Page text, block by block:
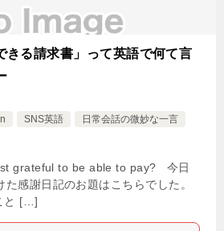
きる請求書」って英語で何て言
SNS英語
日常会話の微妙な一言
grateful to be able to pay? 今日
た感謝日記のお題はこちらでした。
と […]